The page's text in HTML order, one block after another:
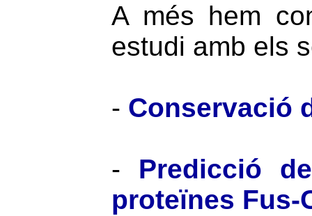
A més hem
estudi amb els
- Conservació
- Predicció
proteïnes Fus-